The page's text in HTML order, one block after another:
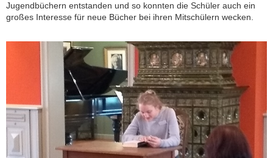
Jugendbüchern entstanden und so konnten die Schüler auch ein
großes Interesse für neue Bücher bei ihren Mitschülern wecken.